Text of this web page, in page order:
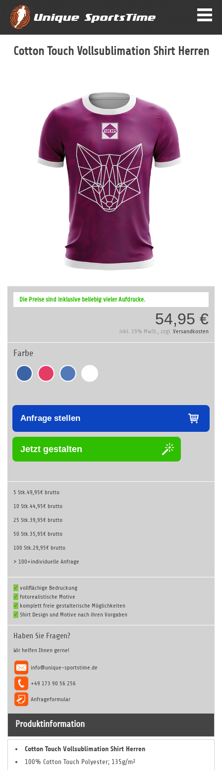
Cotton Touch Vollsublimation Shirt Herren
Anfang
der
Die Preise sind inklusive beliebig vieler Aufdrucke.
54,95 €
inkl. 19% MwSt., zzgl. Versandkosten
Farbe
Anfrage stellen
Jetzt gestalten
5 Stk.49,95€ brutto
10 Stk.44,95€ brutto
25 Stk.39,95€ brutto
50 Stk.35,95€ brutto
100 Stk.29,95€ brutto
> 100+individuelle Anfrage
✔ vollflächige Bedruckung
✔ fotorealistische Motive
✔ komplett freie gestalterische Möglichkeiten
✔ Shirt Design und Motive nach ihren Vorgaben
Haben Sie Fragen?
Wir helfen Ihnen gerne!
info@unique-sportstime.de
+49 173 90 56 256
Anfrageformular
Produktinformation
Cotton Touch Vollsublimation Shirt Herren
100% Cotton Touch Polyester; 135g/m²